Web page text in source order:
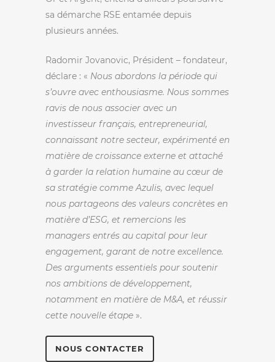
sa démarche RSE entamée depuis
plusieurs années.
Radomir Jovanovic, Président – fondateur,
déclare : « Nous abordons la période qui
s’ouvre avec enthousiasme. Nous sommes
ravis de nous associer avec un
investisseur français, entrepreneurial,
connaissant notre secteur, expérimenté en
matière de croissance externe et attaché
à garder la relation humaine au cœur de
sa stratégie comme Azulis, avec lequel
nous partageons des valeurs concrètes en
matière d’ESG, et remercions les
managers entrés au capital pour leur
engagement, garant de notre excellence.
Des arguments essentiels pour soutenir
nos ambitions de développement,
notamment en matière de M&A, et réussir
cette nouvelle étape ».
NOUS CONTACTER